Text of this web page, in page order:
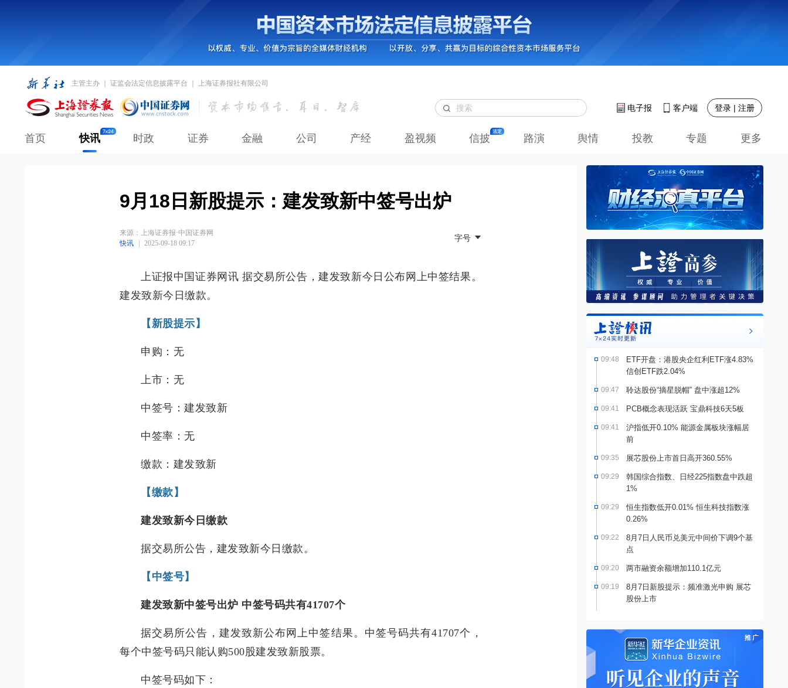
主管主办 ｜ 证监会法定信息披露平台 ｜ 上海证券报社有限公司
电子报 客户端 登录 | 注册
首页 快讯 时政 证券 金融 公司 产经 盈视频 信披 路演 舆情 投教 专题 更多
9月18日新股提示：建发致新中签号出炉
来源：
上海证券报·中国证券网
快讯
2025-09-18 09:17
字号
上证报中国证券网讯 据交易所公告，建发致新今日公布网上中签结果。
建发致新今日缴款。
【新股提示】
申购：无
上市：无
中签号：建发致新
中签率：无
缴款：建发致新
【缴款】
建发致新今日缴款
据交易所公告，建发致新今日缴款。
【中签号】
建发致新中签号出炉 中签号码共有41707个
据交易所公告，建发致新公布网上中签结果。中签号码共有41707个，
每个中签号码只能认购500股建发致新股票。
中签号码如下：
09:48
ETF开盘：港股央企红利ETF涨4.83%
信创ETF跌2.04%
09:47 聆达股份“摘星脱帽” 盘中涨超12%
09:41 PCB概念表现活跃 宝鼎科技6天5板
09:41
沪指低开0.10% 能源金属板块涨幅居
前
09:35 展芯股份上市首日高开360.55%
09:29
韩国综合指数、日经225指数盘中跌超
1%
09:29
恒生指数低开0.01% 恒生科技指数涨
0.26%
09:22
8月7日人民币兑美元中间价下调9个基
点
09:20 两市融资余额增加110.1亿元
09:19
8月7日新股提示：频准激光申购 展芯
股份上市